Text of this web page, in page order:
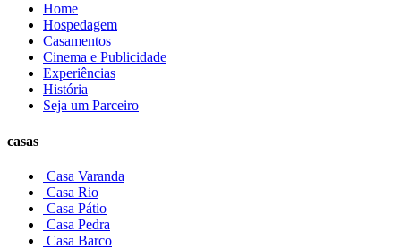
Home
Hospedagem
Casamentos
Cinema e Publicidade
Experiências
História
Seja um Parceiro
casas
Casa Varanda
Casa Rio
Casa Pátio
Casa Pedra
Casa Barco